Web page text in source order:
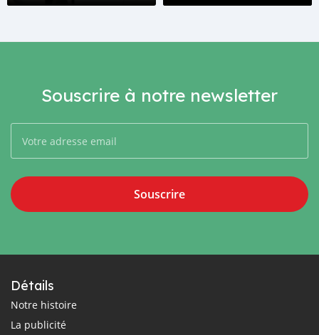
Souscrire à notre newsletter
Souscrire
Détails
Notre histoire
La publicité